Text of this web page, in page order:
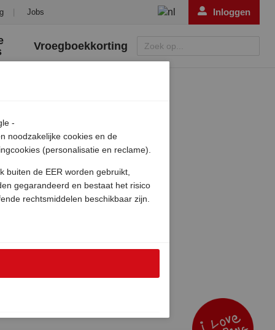
| Jobs Inloggen
Vroegboekkorting Zoek op...
-
noodzakelijke cookies en de
(personalisatie en reclame).
buiten de EER worden gebruikt,
gegarandeerd en bestaat het risico
rechtsmiddelen beschikbaar zijn.